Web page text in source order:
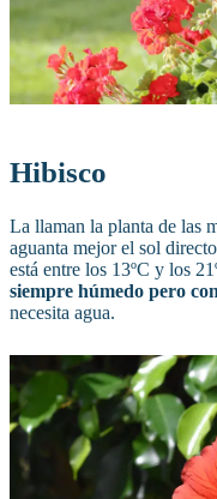
Hibisco
La llaman la planta de las
aguanta mejor el sol
está entre los 13ºC y los
siempre húmedo pero
necesita agua.